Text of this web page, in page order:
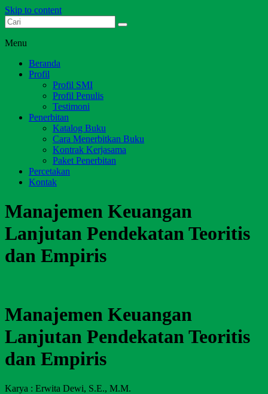
Skip to content
Dari Jambi untuk Indonesia
Menu
Beranda
Profil
Profil SMI
Profil Penulis
Testimoni
Penerbitan
Katalog Buku
Cara Menerbitkan Buku
Kontrak Kerjasama
Paket Penerbitan
Percetakan
Kontak
Manajemen Keuangan
Lanjutan Pendekatan Teoritis
dan Empiris
Manajemen Keuangan
Lanjutan Pendekatan Teoritis
dan Empiris
Karya : Erwita Dewi, S.E., M.M.